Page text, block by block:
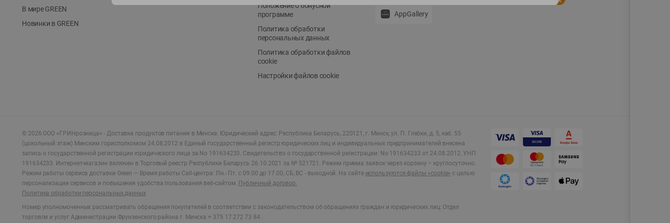
В мире GREEN
Новинки в GREEN
Положение о бонусной
программе
Политика обработки
персональных данных
Политика обработки файлов
cookie
Настройки файлов cookie
AppGallery
© 2026 ООО «ГРИНрозница» - Доставка продуктов питания в Минске. Юридический адрес: Республика Беларусь, 220121, г. Минск, ул. П. Глебки, д. 5, каб. 55
(цокольный этаж) Минским горисполкомом 24.08.2012 в Единый государственный регистр юридических лиц и индивидуальных предпринимателей внесена
запись о государственной регистрации юридического лица за No 191634233. Свидетельство о государственной регистрации: No 191634233 от 24.08.2012. УНП
191634233. Интернет-магазин включен в Торговый реестр Республики Беларусь 26.10.2021 за № 521721. Режим приема заявок через корзину – круглосуточно.
Режим работы сервиса доставки Green — Время работы Call-центра: Пн.- Пт. с 09.00 до 17.00, СБ, ВС - выходной. На сайте используются файлы «cookie» с целью
персонализации сервисов и повышения удобства пользования веб-сайтом. Публичный договор.
Политика обработки персональных данных
Номер уполномоченных рассматривать обращения покупателей в соответствии с законодательством об обращениях граждан и юридических лиц: Отдел
торговли и услуг Администрации Фрунзенского района г. Минска + 375 17 272 73 84 .